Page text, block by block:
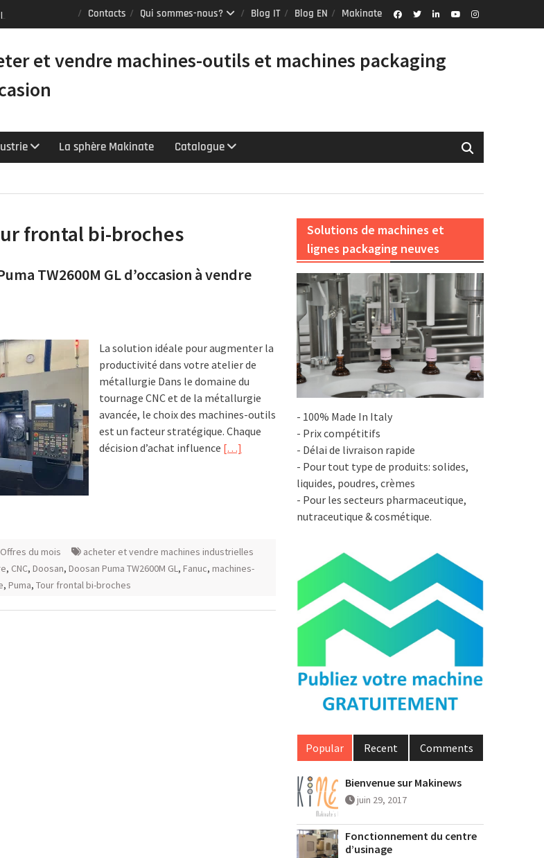
Contacts Qui sommes-nous? Blog IT Blog EN Makinate
et vendre machines-outils et machines packaging
La sphère Makinate Catalogue
frontal bi-broches
TW2600M GL d’occasion à vendre
La solution idéale pour augmenter la
productivité dans votre atelier de
métallurgie Dans le domaine du
tournage CNC et de la métallurgie
avancée, le choix des machines-outils
est un facteur stratégique. Chaque
décision d’achat influence […]
Offres du mois
acheter et vendre machines industrielles
, CNC, Doosan, Doosan Puma TW2600M GL, Fanuc, machines-
, Puma, Tour frontal bi-broches
Solutions de machines et
lignes packaging neuves
- 100% Made In Italy
- Prix compétitifs
- Délai de livraison rapide
- Pour tout type de produits: solides,
liquides, poudres, crèmes
- Pour les secteurs pharmaceutique,
nutraceutique & cosmétique.
Popular Recent Comments
Bienvenue sur Makinews
juin 29, 2017
Fonctionnement du centre
d’usinage